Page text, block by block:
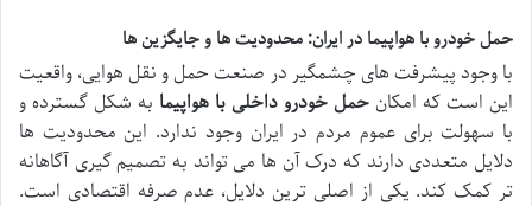
حمل خودرو با هواپیما در ایران: محدودیت ها و جایگزین ها
با وجود پیشرفت های چشمگیر در صنعت حمل و نقل هوایی، واقعیت
این است که امکانحمل خودرو داخلی با هواپیما به شکل گسترده و
با سهولت برای عموم مردم در ایران وجود ندارد. این محدودیت ها
دلایل متعددی دارند که درک آن ها می تواند به تصمیم گیری آگاهانه
تر کمک کند. یکی از اصلی ترین دلایل، عدم صرفه اقتصادی است.